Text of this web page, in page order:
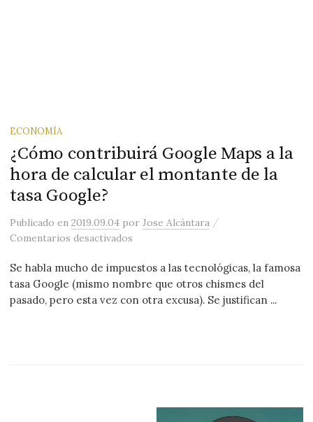
ECONOMÍA
¿Cómo contribuirá Google Maps a la
hora de calcular el montante de la
tasa Google?
Publicadoen2019.09.04 porJose Alcántara /
Comentarios desactivados
Se habla mucho de impuestos a las tecnológicas, la famosa
tasa Google (mismo nombre que otros chismes del
pasado, pero esta vez con otra excusa). Se justifican ...